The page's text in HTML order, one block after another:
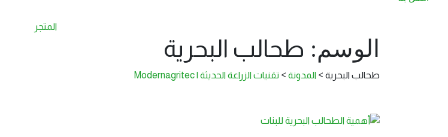
المتجر
الوسم: طحالب البحرية
طحالب البحرية > المدونة > تقنيات الزراعة الحديثة | Modernagritec